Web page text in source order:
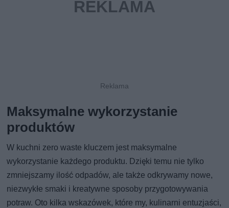
Maksymalne wykorzystanie
produktów
W kuchni zero waste kluczem jest maksymalne
wykorzystanie każdego produktu. Dzięki temu nie tylko
zmniejszamy ilość odpadów, ale także odkrywamy nowe,
niezwykłe smaki i kreatywne sposoby przygotowywania
potraw. Oto kilka wskazówek, które my, kulinarni entuzjaści,